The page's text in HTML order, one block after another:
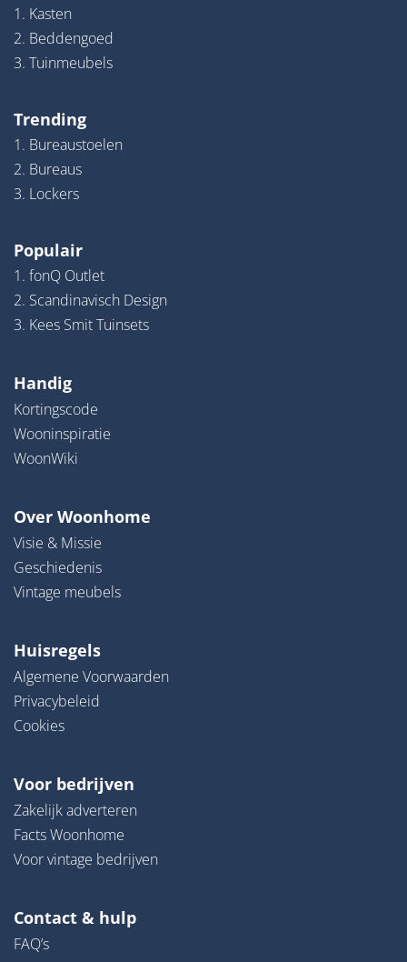
1. Kasten
2. Beddengoed
3. Tuinmeubels
Trending
1. Bureaustoelen
2. Bureaus
3. Lockers
Populair
1. fonQ Outlet
2. Scandinavisch Design
3. Kees Smit Tuinsets
Handig
Kortingscode
Wooninspiratie
WoonWiki
Over Woonhome
Visie & Missie
Geschiedenis
Vintage meubels
Huisregels
Algemene Voorwaarden
Privacybeleid
Cookies
Voor bedrijven
Zakelijk adverteren
Facts Woonhome
Voor vintage bedrijven
Contact & hulp
FAQ’s